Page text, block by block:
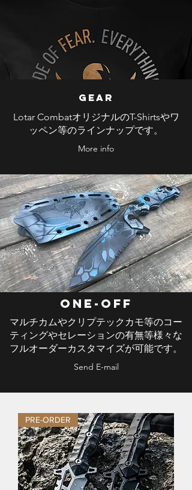
GEAR
Lotar CombatオリジナルのT-Shirtsやワ
ッペン等のラインナップです。
More info
​One-off
​マルチカムやクリプテックカモ等のコー
ティングやセレーションの有無等様々な
フルオーダーカスタマイズが可能です。
Send E-mail
PRE-ORDER